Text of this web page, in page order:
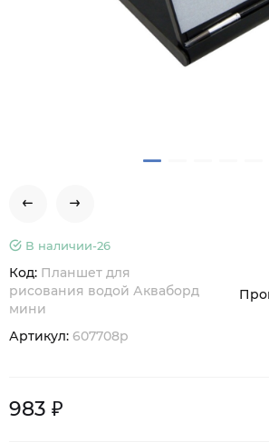
В наличии-26
Код: Планшет для
рисования водой Акваборд
мини
Артикул: 607708p
983 ₽